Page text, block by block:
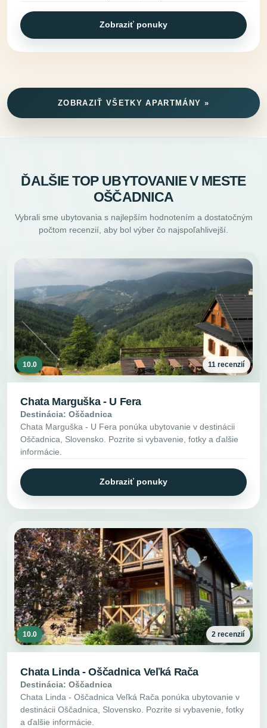
Zobraziť ponuky
ZOBRAZIŤ VŠETKY APARTMÁNY »
ĎALŠIE TOP UBYTOVANIE V MESTE
OŠČADNICA
Vybrali sme ubytovania s najlepším hodnotením a dostatočným
počtom recenzií, aby bol výber čo najspoľahlivejší.
10.0 11 recenzií
Chata Marguška - U Fera
Destinácia: Oščadnica
Chata Marguška - U Fera ponúka ubytovanie v destinácii
Oščadnica, Slovensko. Pozrite si vybavenie, fotky a ďalšie
informácie.
Zobraziť ponuky
10.0 2 recenzií
Chata Linda - Oščadnica Veľká Rača
Destinácia: Oščadnica
Chata Linda - Oščadnica Veľká Rača ponúka ubytovanie v
destinácii Oščadnica, Slovensko. Pozrite si vybavenie, fotky
a ďalšie informácie.